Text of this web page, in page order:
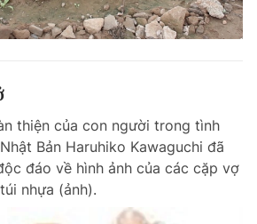
thiện của con người trong tình
Bản Haruhiko Kawaguchi đã
đáo về hình ảnh của các cặp vợ
nhựa (ảnh).